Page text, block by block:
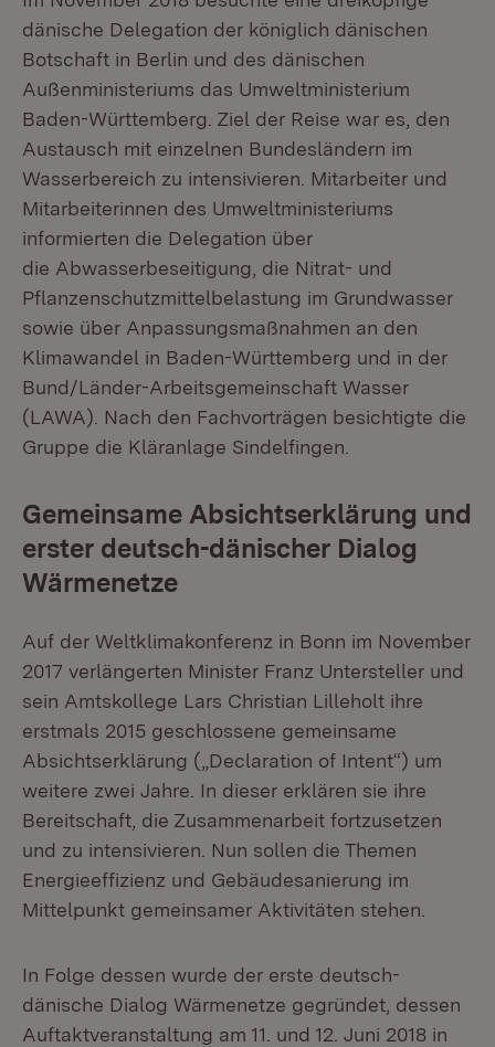
dänische Delegation der königlich dänischen
Botschaft in Berlin und des dänischen
Außenministeriums das Umweltministerium
Baden-Württemberg. Ziel der Reise war es, den
Austausch mit einzelnen Bundesländern im
Wasserbereich zu intensivieren. Mitarbeiter und
Mitarbeiterinnen des Umweltministeriums
informierten die Delegation über
die Abwasserbeseitigung, die Nitrat- und
Pflanzenschutzmittelbelastung im Grundwasser
sowie über Anpassungsmaßnahmen an den
Klimawandel in Baden-Württemberg und in der
Bund/Länder-Arbeitsgemeinschaft Wasser
(LAWA). Nach den Fachvorträgen besichtigte die
Gruppe die Kläranlage Sindelfingen.
Gemeinsame Absichtserklärung und
erster deutsch-dänischer Dialog
Wärmenetze
Auf der Weltklimakonferenz in Bonn im November
2017 verlängerten Minister Franz Untersteller und
sein Amtskollege Lars Christian Lilleholt ihre
erstmals 2015 geschlossene gemeinsame
Absichtserklärung („Declaration of Intent“) um
weitere zwei Jahre. In dieser erklären sie ihre
Bereitschaft, die Zusammenarbeit fortzusetzen
und zu intensivieren. Nun sollen die Themen
Energieeffizienz und Gebäudesanierung im
Mittelpunkt gemeinsamer Aktivitäten stehen.
In Folge dessen wurde der erste deutsch-
dänische Dialog Wärmenetze gegründet, dessen
Auftaktveranstaltung am 11. und 12. Juni 2018 in